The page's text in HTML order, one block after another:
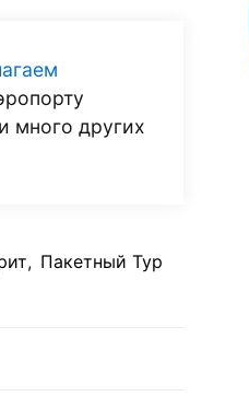
много других
, Пакетный Тур